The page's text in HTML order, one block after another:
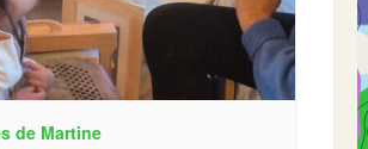
de Martine